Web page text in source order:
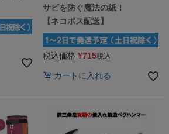
サビを防ぐ魔法の紙！
【ネコポス配送】
税込価格 ¥715税込
カートに入れる